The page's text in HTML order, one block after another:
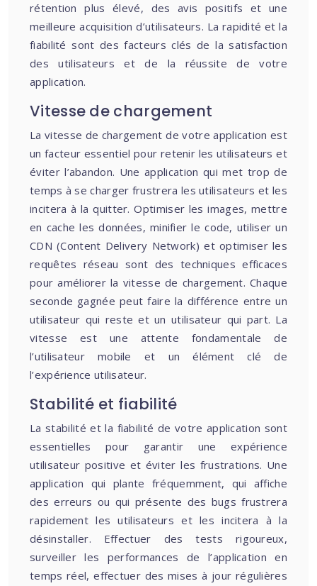
rétention plus élevé, des avis positifs et une
meilleure acquisition d’utilisateurs. La rapidité et la
fiabilité sont des facteurs clés de la satisfaction
des utilisateurs et de la réussite de votre
application.
Vitesse de chargement
La vitesse de chargement de votre application est
un facteur essentiel pour retenir les utilisateurs et
éviter l’abandon. Une application qui met trop de
temps à se charger frustrera les utilisateurs et les
incitera à la quitter. Optimiser les images, mettre
en cache les données, minifier le code, utiliser un
CDN (Content Delivery Network) et optimiser les
requêtes réseau sont des techniques efficaces
pour améliorer la vitesse de chargement. Chaque
seconde gagnée peut faire la différence entre un
utilisateur qui reste et un utilisateur qui part. La
vitesse est une attente fondamentale de
l’utilisateur mobile et un élément clé de
l’expérience utilisateur.
Stabilité et fiabilité
La stabilité et la fiabilité de votre application sont
essentielles pour garantir une expérience
utilisateur positive et éviter les frustrations. Une
application qui plante fréquemment, qui affiche
des erreurs ou qui présente des bugs frustrera
rapidement les utilisateurs et les incitera à la
désinstaller. Effectuer des tests rigoureux,
surveiller les performances de l’application en
temps réel, effectuer des mises à jour régulières